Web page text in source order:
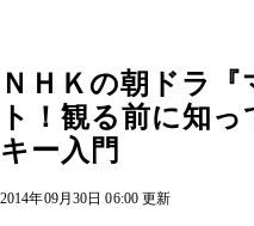
ＮＨＫの朝ドラ
ト！観る前に知
キー入門
2014年09月30日 06:00 更新